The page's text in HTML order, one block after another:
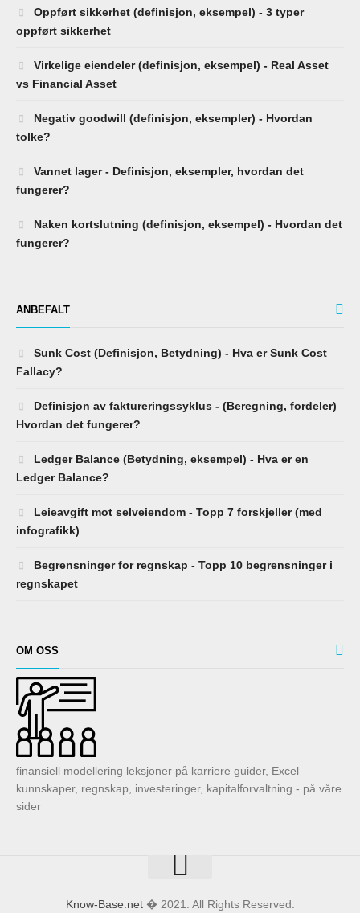
Oppført sikkerhet (definisjon, eksempel) - 3 typer
oppført sikkerhet
Virkelige eiendeler (definisjon, eksempel) - Real Asset
vs Financial Asset
Negativ goodwill (definisjon, eksempler) - Hvordan
tolke?
Vannet lager - Definisjon, eksempler, hvordan det
fungerer?
Naken kortslutning (definisjon, eksempel) - Hvordan det
fungerer?
ANBEFALT
Sunk Cost (Definisjon, Betydning) - Hva er Sunk Cost
Fallacy?
Definisjon av faktureringssyklus - (Beregning, fordeler)
Hvordan det fungerer?
Ledger Balance (Betydning, eksempel) - Hva er en
Ledger Balance?
Leieavgift mot selveiendom - Topp 7 forskjeller (med
infografikk)
Begrensninger for regnskap - Topp 10 begrensninger i
regnskapet
OM OSS
finansiell modellering leksjoner på karriere guider, Excel
kunnskaper, regnskap, investeringer, kapitalforvaltning - på våre
sider
Know-Base.net� 2021. All Rights Reserved.